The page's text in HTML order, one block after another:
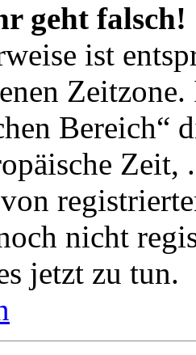
geht falsch!
ist
Bereich“
Zeit,
nicht
jetzt zu tun.